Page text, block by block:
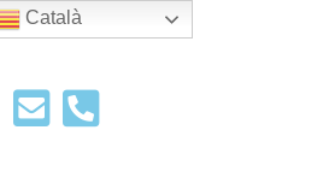
 
Català